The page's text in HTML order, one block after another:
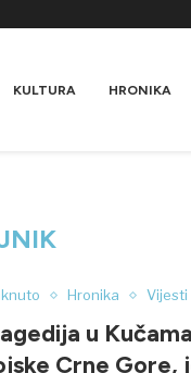
KULTURA HRONIKA
Hronika Vijesti
u
Crne Gore,